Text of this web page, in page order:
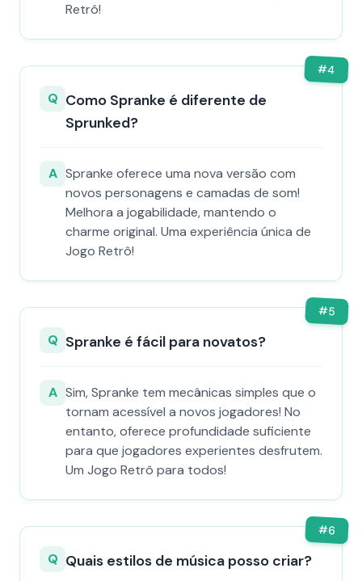
Retrô!
#4
Q Como Spranke é diferente de
Sprunked?
A Spranke oferece uma nova versão com
novos personagens e camadas de som!
Melhora a jogabilidade, mantendo o
charme original. Uma experiência única de
Jogo Retrô!
#5
Q Spranke é fácil para novatos?
A Sim, Spranke tem mecânicas simples que o
tornam acessível a novos jogadores! No
entanto, oferece profundidade suficiente
para que jogadores experientes desfrutem.
Um Jogo Retrô para todos!
#6
Q Quais estilos de música posso criar?